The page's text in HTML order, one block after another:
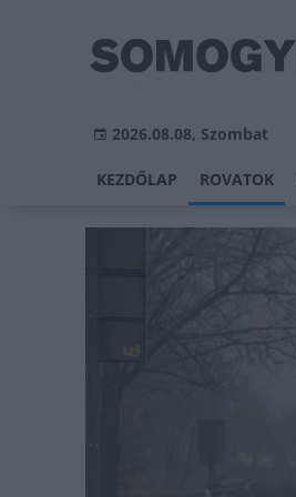
2026.08.08, Szombat
KEZDŐLAP ROVATOK